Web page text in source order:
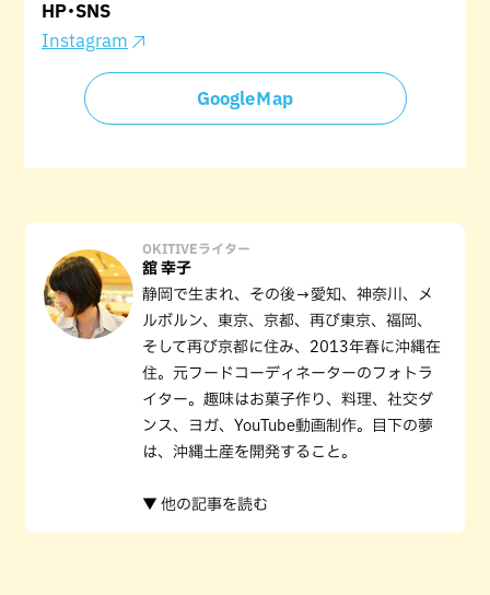
HP･SNS
Instagram
GoogleＭap
OKITIVEライター
舘 幸子
静岡で生まれ、その後→愛知、神奈川、メ
ルボルン、東京、京都、再び東京、福岡、
そして再び京都に住み、2013年春に沖縄在
住。元フードコーディネーターのフォトラ
イター。趣味はお菓子作り、料理、社交ダ
ンス、ヨガ、YouTube動画制作。目下の夢
は、沖縄土産を開発すること。
▼ 他の記事を読む